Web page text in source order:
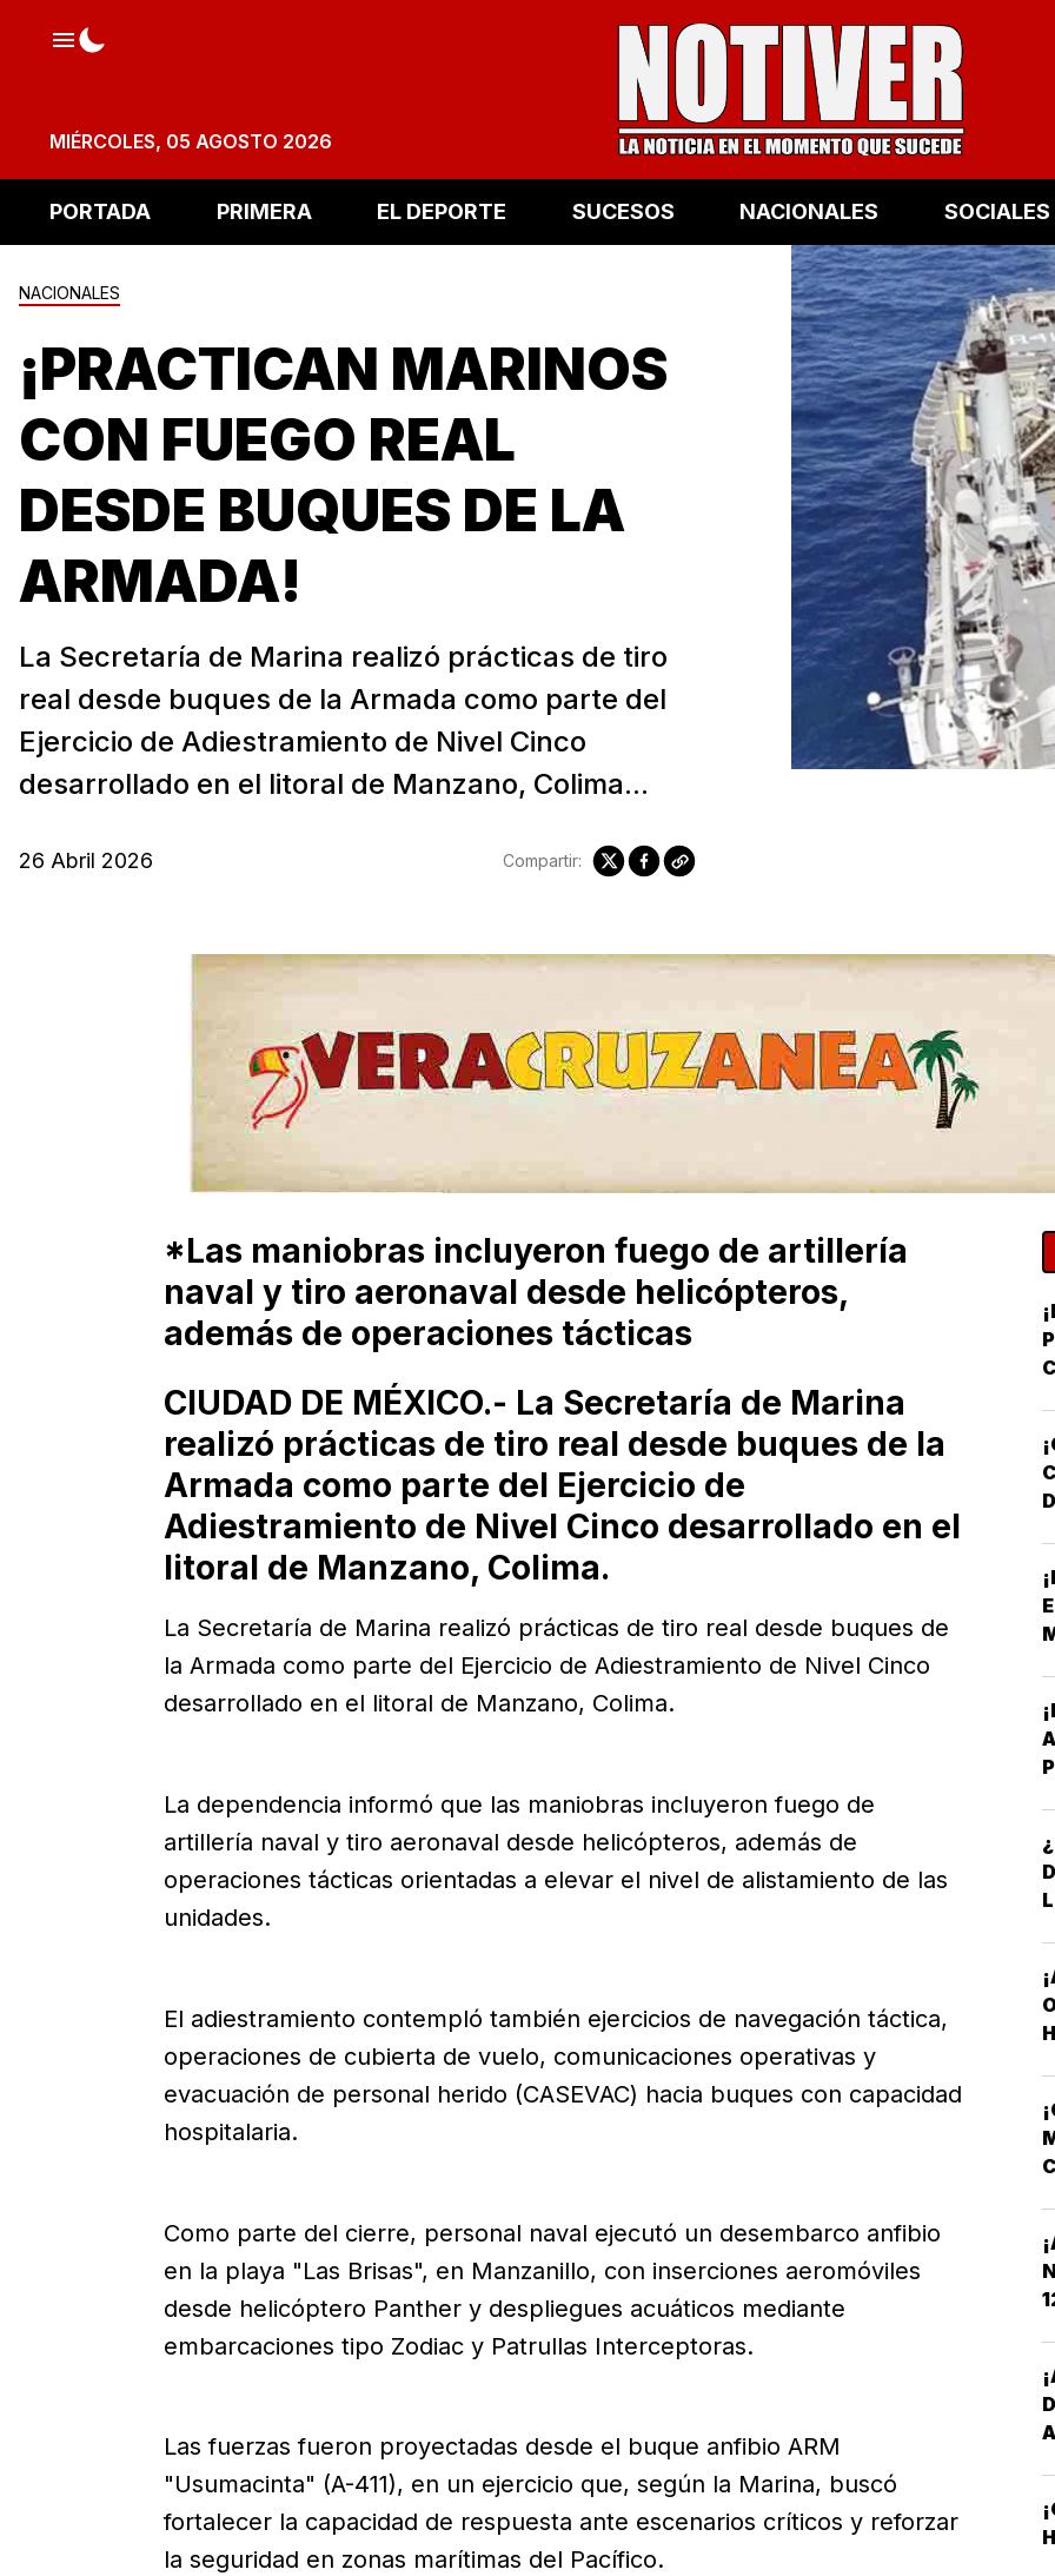
MIÉRCOLES, 05 AGOSTO 2026
PORTADA PRIMERA EL DEPORTE SUCESOS NACIONALES SOCIALES
NACIONALES
¡PRACTICAN MARINOS
CON FUEGO REAL
DESDE BUQUES DE LA
ARMADA!
La Secretaría de Marina realizó prácticas de tiro
real desde buques de la Armada como parte del
Ejercicio de Adiestramiento de Nivel Cinco
desarrollado en el litoral de Manzano, Colima...
26 Abril 2026 Compartir:
*Las maniobras incluyeron fuego de artillería
naval y tiro aeronaval desde helicópteros,
además de operaciones tácticas
CIUDAD DE MÉXICO.- La Secretaría de Marina
realizó prácticas de tiro real desde buques de la
Armada como parte del Ejercicio de
Adiestramiento de Nivel Cinco desarrollado en el
litoral de Manzano, Colima.
La Secretaría de Marina realizó prácticas de tiro real desde buques de
la Armada como parte del Ejercicio de Adiestramiento de Nivel Cinco
desarrollado en el litoral de Manzano, Colima.
La dependencia informó que las maniobras incluyeron fuego de
artillería naval y tiro aeronaval desde helicópteros, además de
operaciones tácticas orientadas a elevar el nivel de alistamiento de las
unidades.
El adiestramiento contempló también ejercicios de navegación táctica,
operaciones de cubierta de vuelo, comunicaciones operativas y
evacuación de personal herido (CASEVAC) hacia buques con capacidad
hospitalaria.
Como parte del cierre, personal naval ejecutó un desembarco anfibio
en la playa "Las Brisas", en Manzanillo, con inserciones aeromóviles
desde helicóptero Panther y despliegues acuáticos mediante
embarcaciones tipo Zodiac y Patrullas Interceptoras.
Las fuerzas fueron proyectadas desde el buque anfibio ARM
"Usumacinta" (A-411), en un ejercicio que, según la Marina, buscó
fortalecer la capacidad de respuesta ante escenarios críticos y reforzar
la seguridad en zonas marítimas del Pacífico.